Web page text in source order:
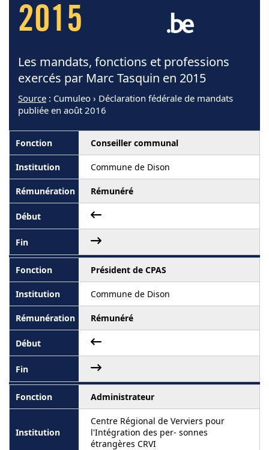
2015
Les mandats, fonctions et professions
exercés par Marc Tasquin en 2015
Source : Cumuleo › Déclaration fédérale de mandats
publiée en août 2016
Conseiller communal
Commune de Dison
Rémunéré
Président de CPAS
Commune de Dison
Rémunéré
Administrateur
Centre Régional de Verviers pour
l'Intégration des per- sonnes
étrangères CRVI